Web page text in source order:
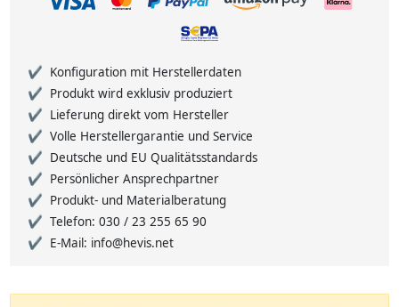
Konfiguration mit Herstellerdaten
Produkt wird exklusiv produziert
Lieferung direkt vom Hersteller
Volle Herstellergarantie und Service
Deutsche und EU Qualitätsstandards
Persönlicher Ansprechpartner
Produkt- und Materialberatung
Telefon: 030 / 23 255 65 90
E-Mail: info@hevis.net